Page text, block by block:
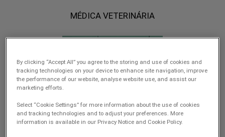
MÉDICA VETERINÁRIA
By clicking “Accept All” you agree to the storing and use of cookies and
tracking technologies on your device to enhance site navigation, improve
the performance of our website, analyse website use, and assist our
marketing efforts.
Select “Cookie Settings” for more information about the use of cookies
and tracking technologies and to adjust your preferences. More
information is available in our Privacy Notice and Cookie Policy.